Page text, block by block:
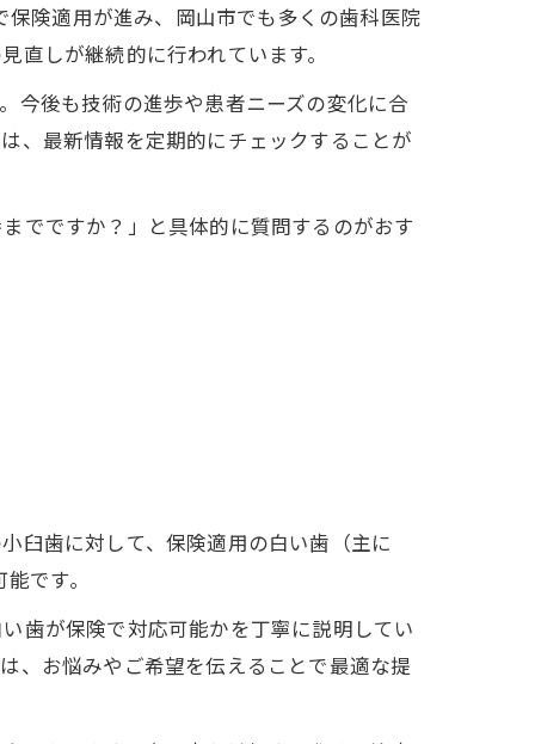
険適用が進み、岡山市でも多くの歯科医院
しが継続的に行われています。
今後も技術の進歩や患者ニーズの変化に合
、最新情報を定期的にチェックすることが
でですか？」と具体的に質問するのがおす
臼歯に対して、保険適用の白い歯（主に
です。
歯が保険で対応可能かを丁寧に説明してい
、お悩みやご希望を伝えることで最適な提